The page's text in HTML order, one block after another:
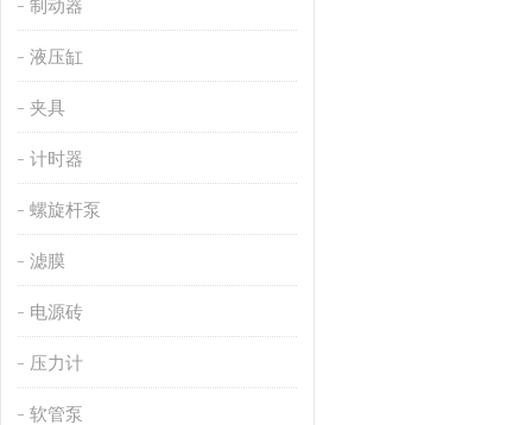
制动器
液压缸
夹具
计时器
螺旋杆泵
滤膜
电源砖
压力计
软管泵